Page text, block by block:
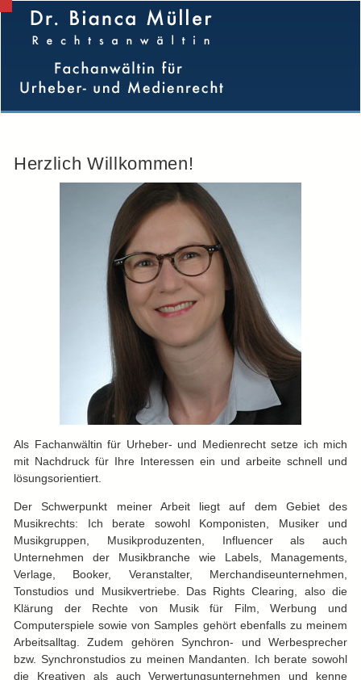
Herzlich Willkommen!
Als Fachanwältin für Urheber- und Medienrecht setze ich mich
mit Nachdruck für Ihre Interessen ein und arbeite schnell und
lösungsorientiert.
Der Schwerpunkt meiner Arbeit liegt auf dem Gebiet des
Musikrechts: Ich berate sowohl Komponisten, Musiker und
Musikgruppen, Musikproduzenten, Influencer als auch
Unternehmen der Musikbranche wie Labels, Managements,
Verlage, Booker, Veranstalter, Merchandiseunternehmen,
Tonstudios und Musikvertriebe. Das Rights Clearing, also die
Klärung der Rechte von Musik für Film, Werbung und
Computerspiele sowie von Samples gehört ebenfalls zu meinem
Arbeitsalltag. Zudem gehören Synchron- und Werbesprecher
bzw. Synchronstudios zu meinen Mandanten. Ich berate sowohl
die Kreativen als auch Verwertungsunternehmen und kenne